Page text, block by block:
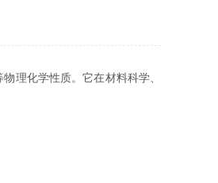
理化学性质。它在材料科学、